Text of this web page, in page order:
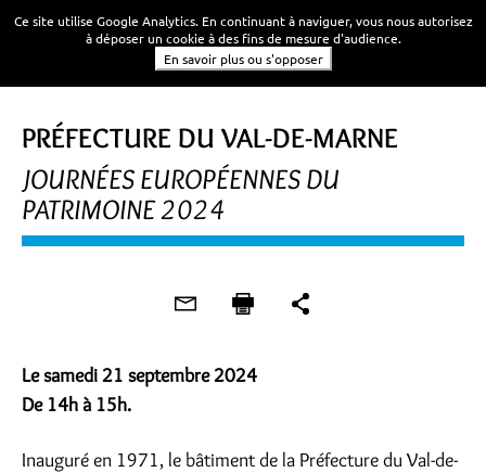
PRÉFECTURE DU VAL-DE-MARNE
JOURNÉES EUROPÉENNES DU
PATRIMOINE 2024
Le samedi 21 septembre 2024
De 14h à 15h.
Inauguré en 1971, le bâtiment de la Préfecture du Val-de-
Ce site utilise Google Analytics. En continuant à naviguer, vous nous autorisez
à déposer un cookie à des fins de mesure d'audience.
En savoir plus ou s'opposer